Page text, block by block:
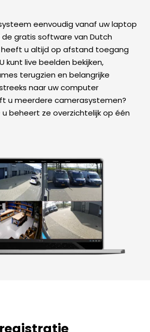
eenvoudig vanaf uw laptop
gratis software van Dutch
heeft u altijd op afstand toegang
kunt live beelden bekijken,
terugzien en belangrijke
naar uw computer
u meerdere camerasystemen?
beheert ze overzichtelijk op één